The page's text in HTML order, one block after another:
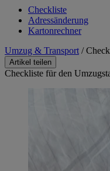
Checkliste
Adressänderung
Kartonrechner
Umzug & Transport /
Artikel teilen
Checkliste für den